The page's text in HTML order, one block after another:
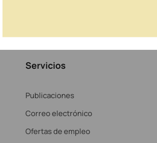
Servicios
Publicaciones
Correo electrónico
Ofertas de empleo